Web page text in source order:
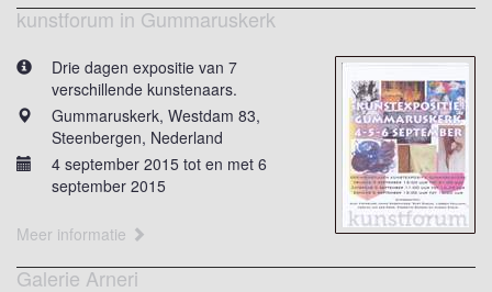
kunstforum in Gummaruskerk
Drie dagen expositie van 7
verschillende kunstenaars.
Gummaruskerk, Westdam 83,
Steenbergen, Nederland
4 september 2015 tot en met 6
september 2015
Meer informatie
Galerie Arneri